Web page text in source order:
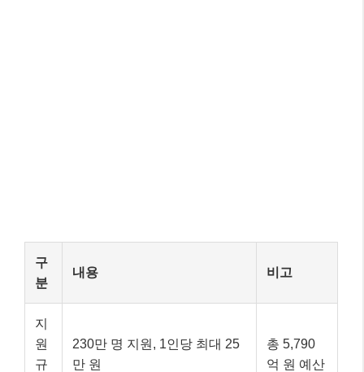
구
분
내용 비고
지
원
규
230만 명 지원, 1인당 최대 25
만 원
총 5,790
억 원 예산